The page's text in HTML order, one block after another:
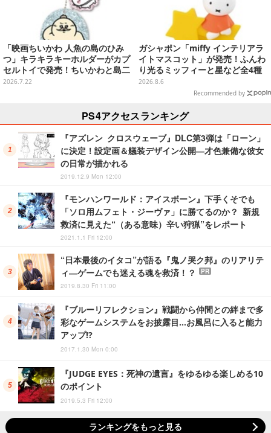
「映画ちいかわ 人魚の島のひみ
つ」キラキラキーホルダーがカプ
セルトイで発売！ちいかわと島二
郎など全8種、2個セットのスペシ
2026.7.22
ガシャポン「miffy インテリアラ
イトマスコット」が発売！ふんわ
り光るミッフィーと星など全4種
ラインナップ
2026.8.6
Recommended by
PS4アクセスランキング
『アズレン クロスウェーブ』DLC第3弾は「ローン」
に決定！設定画＆艤装デザイン公開―才色兼備な彼女
の日常が描かれる
2019.12.9 Mon 12:00
『モンハンワールド：アイスボーン』下手くそでも
「ソロ用ムフェト・ジーヴァ」に勝てるのか？ 新規
救済に見えた“（ある意味）辛い狩猟”をレポート
2021.1.1 Fri 12:00
“日本最後のイタコ”が語る『鬼ノ哭ク邦』のリアリテ
ィ―ゲームでも迷える魂を救済！？
PR
2019.8.30 Fri 11:00
『ブルーリフレクション』戦闘から仲間との絆まで多
彩なゲームシステムをお披露目…お風呂に入ると能力
アップ!?
2017.1.30 Mon 0:00
『JUDGE EYES：死神の遺言』をゆるゆる楽しめる10
のポイント
2019.5.3 Fri 12:00
ランキングをもっと見る